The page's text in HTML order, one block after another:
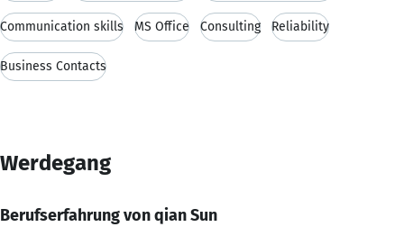
Communication skills MS Office Consulting Reliability
Business Contacts
Werdegang
Berufserfahrung von qian Sun